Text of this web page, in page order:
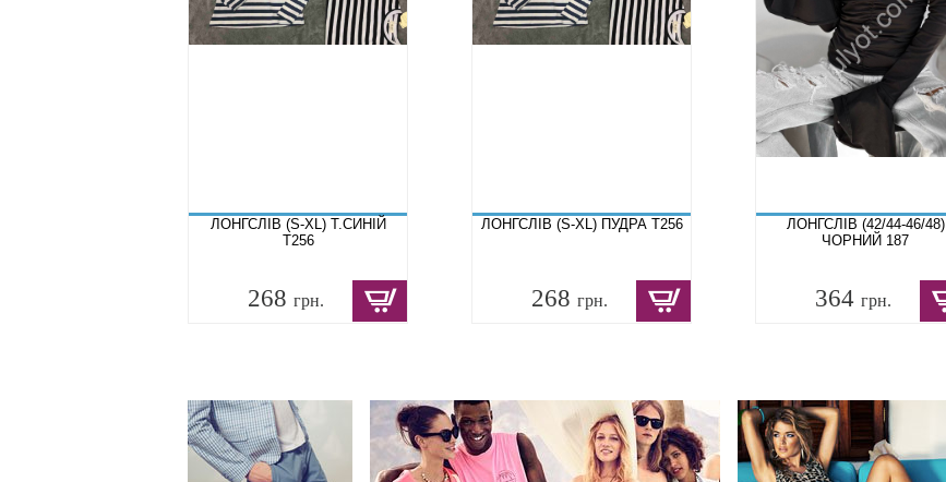
ЛОНГСЛІВ (S-XL) Т.СИНІЙ
T256
268 грн.
ЛОНГСЛІВ (S-XL) ПУДРА T256
268 грн.
ЛОНГСЛІВ (42/44-46/48)
ЧОРНИЙ 187
364 грн.